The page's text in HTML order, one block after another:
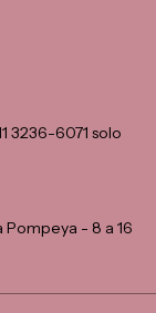
3236-6071 solo
Pompeya - 8 a 16